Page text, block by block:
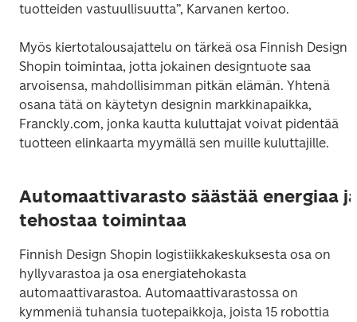
tuotteiden vastuullisuutta”, Karvanen kertoo.
Myös kiertotalousajattelu on tärkeä osa Finnish Design
Shopin toimintaa, jotta jokainen designtuote saa
arvoisensa, mahdollisimman pitkän elämän. Yhtenä
osana tätä on käytetyn designin markkinapaikka,
Franckly.com, jonka kautta kuluttajat voivat pidentää
tuotteen elinkaarta myymällä sen muille kuluttajille.
Automaattivarasto säästää energiaa
tehostaa toimintaa
Finnish Design Shopin logistiikkakeskuksesta osa on
hyllyvarastoa ja osa energiatehokasta
automaattivarastoa. Automaattivarastossa on
kymmeniä tuhansia tuotepaikkoja, joista 15 robottia